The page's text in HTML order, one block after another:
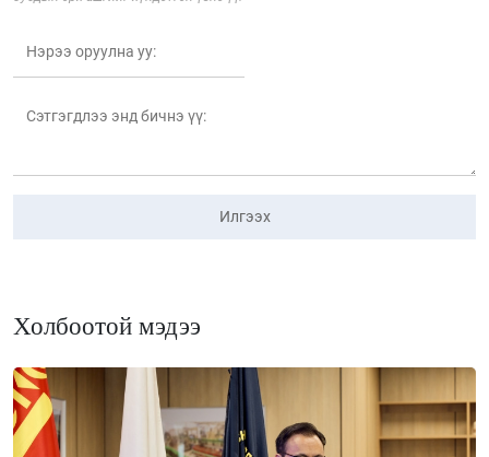
Илгээх
Холбоотой мэдээ